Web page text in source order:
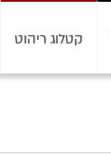
קטלוג ריהוט